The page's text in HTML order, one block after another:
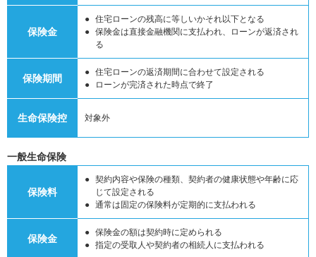
保険金
住宅ローンの残高に等しいかそれ以下となる
保険金は直接金融機関に支払われ、ローンが返済され
る
保険期間
住宅ローンの返済期間に合わせて設定される
ローンが完済された時点で終了
生命保険控 対象外
一般生命保険
保険料
契約内容や保険の種類、契約者の健康状態や年齢に応
じて設定される
通常は固定の保険料が定期的に支払われる
保険金
保険金の額は契約時に定められる
指定の受取人や契約者の相続人に支払われる